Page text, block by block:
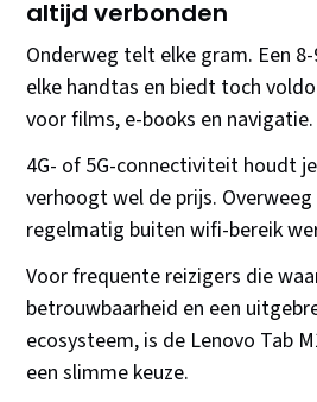
altijd verbonden
Onderweg telt elke gram. Een
elke handtas en biedt toch
voor films, e-books en navigatie.
4G- of 5G-connectiviteit houdt
verhoogt wel de prijs.
regelmatig buiten wifi-bereik
Voor frequente reizigers die
betrouwbaarheid en een
ecosysteem, is de Lenovo Tab
een slimme keuze.